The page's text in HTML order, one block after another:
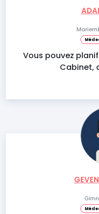
Vous pouvez
Cabinet,